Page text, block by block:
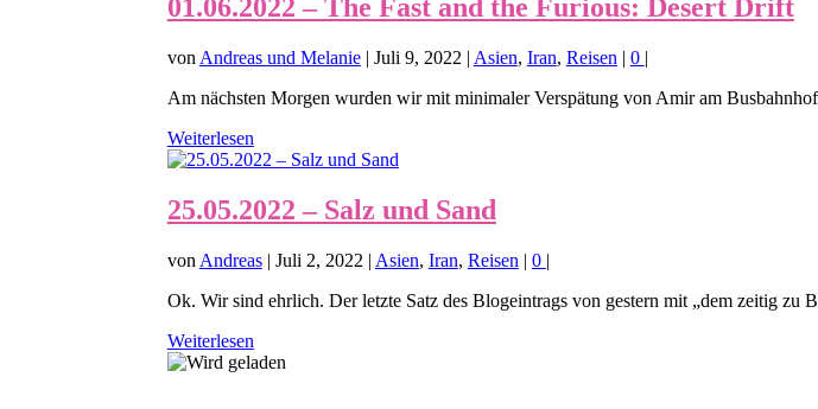
01.06.2022 – The Fast and the Furious: Desert Drift
von Andreas und Melanie| Juli 9, 2022 | Asien, Iran, Reisen | 0 |
Am nächsten Morgen wurden wir mit minimaler Verspätung von Amir am
Weiterlesen
25.05.2022 – Salz und Sand
von Andreas| Juli 2, 2022 | Asien, Iran, Reisen | 0 |
Ok. Wir sind ehrlich. Der letzte Satz des Blogeintrags von gestern mit „dem zeitig zu
Weiterlesen